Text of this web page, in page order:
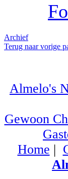
Archief
Terug naar vorige
Almelo's
Gewoon
Home |